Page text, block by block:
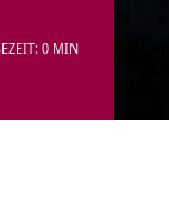
0 MIN